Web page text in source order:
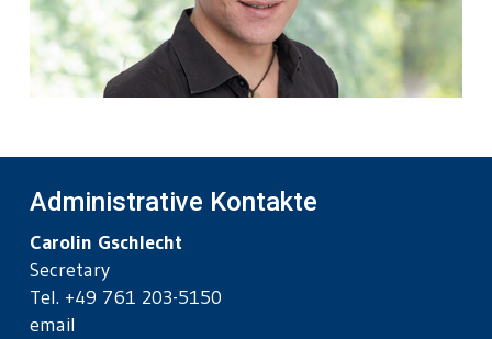
Administrative Kontakte
Carolin Gschlecht
Secretary
Tel. +49 761 203-5150
email